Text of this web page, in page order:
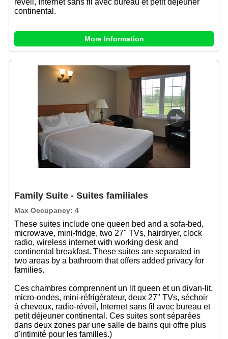
réveil, Internet sans fil avec bureau et petit déjeuner
continental.
More Information
Previous Next
Family Suite - Suites familiales
Max Occupancy: 4
These suites include one queen bed and a sofa-bed,
microwave, mini-fridge, two 27" TVs, hairdryer, clock
radio, wireless internet with working desk and
continental breakfast. These suites are separated in
two areas by a bathroom that offers added privacy for
families.
Ces chambres comprennent un lit queen et un divan-lit,
micro-ondes, mini-réfrigérateur, deux 27" TVs, séchoir
à cheveux, radio-réveil, Internet sans fil avec bureau et
petit déjeuner continental. Ces suites sont séparées
dans deux zones par une salle de bains qui offre plus
d'intimité pour les familles.)